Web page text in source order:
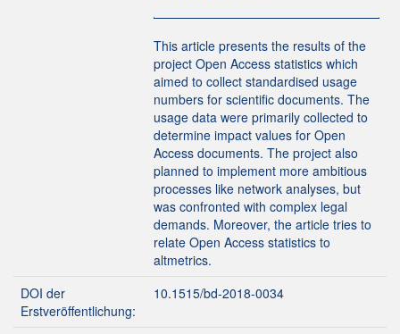
This article presents the results of the
project Open Access statistics which
aimed to collect standardised usage
numbers for scientific documents. The
usage data were primarily collected to
determine impact values for Open
Access documents. The project also
planned to implement more ambitious
processes like network analyses, but
was confronted with complex legal
demands. Moreover, the article tries to
relate Open Access statistics to
altmetrics.
DOI der
Erstveröffentlichung:
10.1515/bd-2018-0034